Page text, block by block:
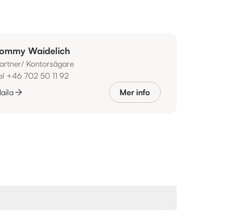
Waidelich
Kontorsägare
+46 702 50 11 92
Mer info